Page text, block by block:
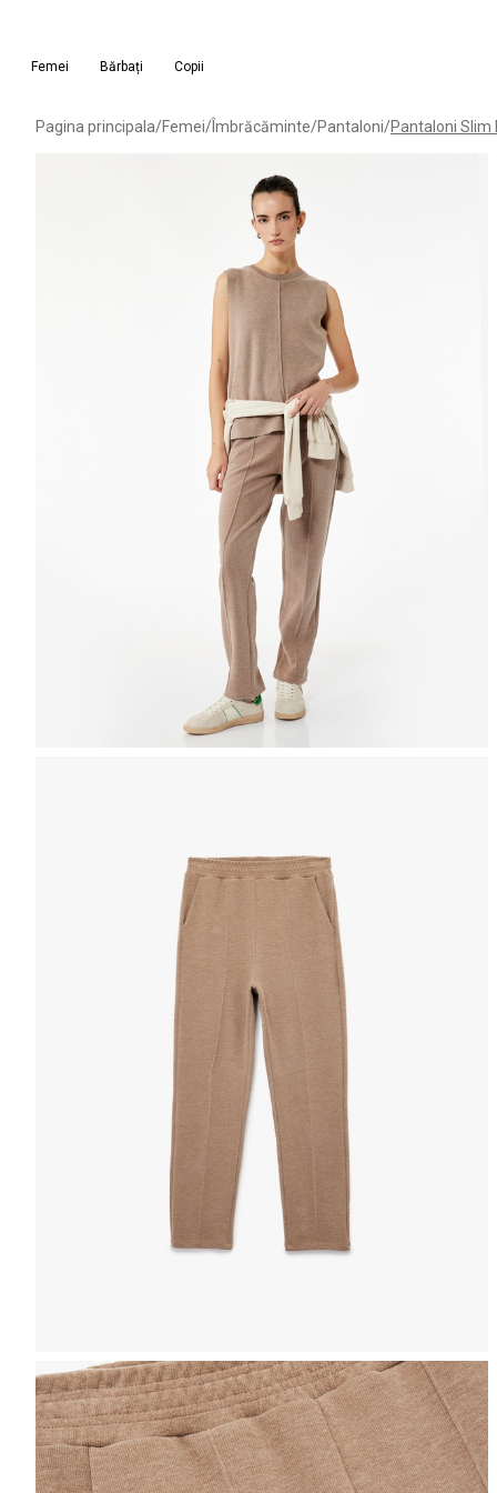
Femei Bărbați Copii
Pagina principala/Femei/Îmbrăcăminte/Pantaloni/Pantaloni Slim
Selecteaza țara